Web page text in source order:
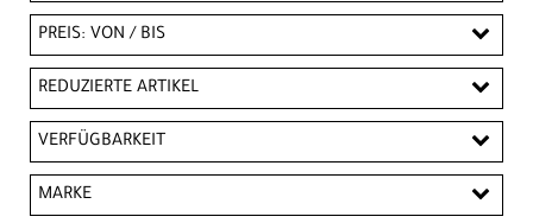
PREIS: VON / BIS
EUR
REDUZIERTE ARTIKEL
Reduzierte Artikel
VERFÜGBARKEIT
MARKE